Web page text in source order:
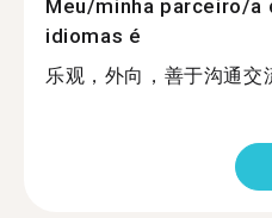
Meu/minha parceiro/a
idiomas é
乐观，外向，善于沟通交